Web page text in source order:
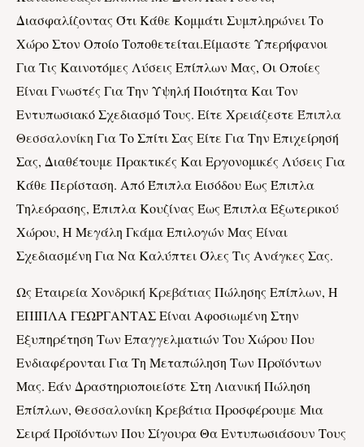
Διασφαλίζοντας Ότι Κάθε Κομμάτι Συμπληρώνει Το
Χώρο Στον Οποίο Τοποθετείται.Είμαστε Υπερήφανοι
Για Τις Καινοτόμες Λύσεις Επίπλων Μας, Οι Οποίες
Είναι Γνωστές Για Την Υψηλή Ποιότητα Και Τον
Εντυπωσιακό Σχεδιασμό Τους. Είτε Χρειάζεστε Έπιπλα
Θεσσαλονίκη Για Το Σπίτι Σας Είτε Για Την Επιχείρησή
Σας, Διαθέτουμε Πρακτικές Και Εργονομικές Λύσεις Για
Κάθε Περίσταση. Από Έπιπλα Εισόδου Έως Έπιπλα
Τηλεόρασης, Έπιπλα Κουζίνας Έως Έπιπλα Εξωτερικού
Χώρου, Η Μεγάλη Γκάμα Επιλογών Μας Είναι
Σχεδιασμένη Για Να Καλύπτει Όλες Τις Ανάγκες Σας.
Ως ΕταιρείαΧονδρική ΚρεβάτιαΣ Πώλησης Επίπλων, Η
ΕΠΙΠΛΑ ΓΕΩΡΓΑΝΤΑΣ Είναι Αφοσιωμένη Στην
Εξυπηρέτηση Των Επαγγελματιών Του Χώρου Που
Ενδιαφέρονται Για Τη Μεταπώληση Των Προϊόντων
Μας. Εάν Δραστηριοποιείστε Στη Λιανική Πώληση
Επίπλων, Θεσσαλονίκη ΚρεβάτιαΠροσφέρουμε Μια
Σειρά Προϊόντων Που Σίγουρα Θα Εντυπωσιάσουν Τους